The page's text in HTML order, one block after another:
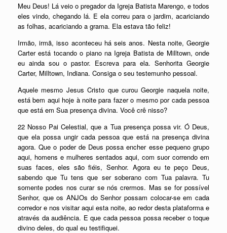
Meu Deus! Lá veio o pregador da Igreja Batista Marengo, e todos
eles vindo, chegando lá. E ela correu para o jardim, acariciando
as folhas, acariciando a grama. Ela estava tão feliz!
Irmão, irmã, isso aconteceu há seis anos. Nesta noite, Georgie
Carter está tocando o piano na Igreja Batista de Milltown, onde
eu ainda sou o pastor. Escreva para ela. Senhorita Georgie
Carter, Milltown, Indiana. Consiga o seu testemunho pessoal.
Aquele mesmo Jesus Cristo que curou Georgie naquela noite,
está bem aqui hoje à noite para fazer o mesmo por cada pessoa
que está em Sua presença divina. Você crê nisso?
22 Nosso Pai Celestial, que a Tua presença possa vir. Ó Deus,
que ela possa ungir cada pessoa que está na presença divina
agora. Que o poder de Deus possa encher esse pequeno grupo
aqui, homens e mulheres sentados aqui, com suor correndo em
suas faces, eles são fiéis, Senhor. Agora eu te peço Deus,
sabendo que Tu tens que ser soberano com Tua palavra. Tu
somente podes nos curar se nós crermos. Mas se for possível
Senhor, que os ANJOs do Senhor possam colocar-se em cada
corredor e nos visitar aqui esta noite, ao redor desta plataforma e
através da audiência. E que cada pessoa possa receber o toque
divino deles, do qual eu testifiquei.